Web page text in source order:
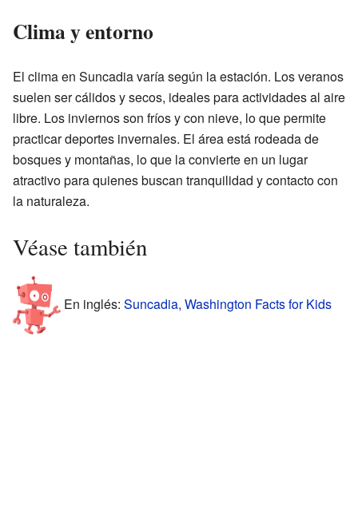
Clima y entorno
El clima en Suncadia varía según la estación. Los veranos
suelen ser cálidos y secos, ideales para actividades al aire
libre. Los inviernos son fríos y con nieve, lo que permite
practicar deportes invernales. El área está rodeada de
bosques y montañas, lo que la convierte en un lugar
atractivo para quienes buscan tranquilidad y contacto con
la naturaleza.
Véase también
En inglés: Suncadia, Washington Facts for Kids